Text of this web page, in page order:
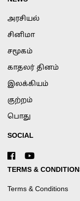
அரசியல்
சினிமா
சமூகம்
காதலர் தினம்
இலக்கியம்
குற்றம்
பொது
SOCIAL
TERMS &
Terms & Conditions